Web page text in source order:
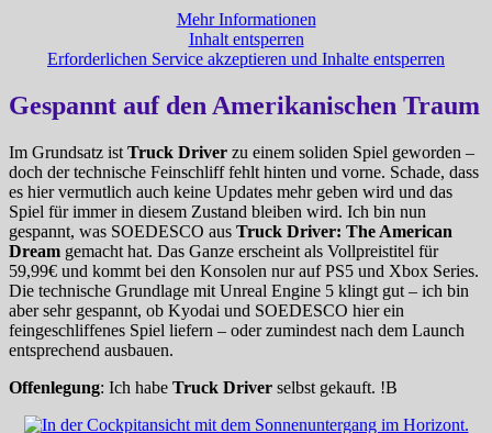
Mehr Informationen
Inhalt entsperren
Erforderlichen Service akzeptieren und Inhalte entsperren
Gespannt auf den Amerikanischen Traum
Im Grundsatz ist Truck Driver zu einem soliden Spiel geworden –
doch der technische Feinschliff fehlt hinten und vorne. Schade, dass
es hier vermutlich auch keine Updates mehr geben wird und das
Spiel für immer in diesem Zustand bleiben wird. Ich bin nun
gespannt, was SOEDESCO aus Truck Driver: The American
Dream gemacht hat. Das Ganze erscheint als Vollpreistitel für
59,99€ und kommt bei den Konsolen nur auf PS5 und Xbox Series.
Die technische Grundlage mit Unreal Engine 5 klingt gut – ich bin
aber sehr gespannt, ob Kyodai und SOEDESCO hier ein
feingeschliffenes Spiel liefern – oder zumindest nach dem Launch
entsprechend ausbauen.
Offenlegung: Ich habe Truck Driver selbst gekauft. !B